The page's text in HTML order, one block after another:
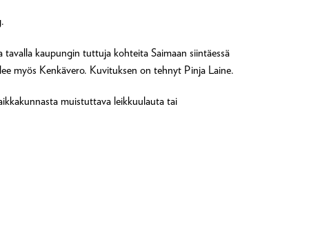
kaupungin tuttuja kohteita Saimaan siintäessä
myös Kenkävero. Kuvituksen on tehnyt Pinja Laine.
muistuttava leikkuulauta tai